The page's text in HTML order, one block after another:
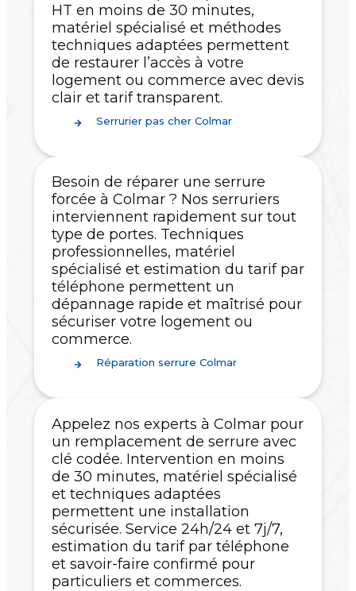
HT en moins de 30 minutes,
matériel spécialisé et méthodes
techniques adaptées permettent
de restaurer l’accès à votre
logement ou commerce avec devis
clair et tarif transparent.
Serrurier pas cher Colmar
Besoin de réparer une serrure
forcée à Colmar ? Nos serruriers
interviennent rapidement sur tout
type de portes. Techniques
professionnelles, matériel
spécialisé et estimation du tarif par
téléphone permettent un
dépannage rapide et maîtrisé pour
sécuriser votre logement ou
commerce.
Réparation serrure Colmar
Appelez nos experts à Colmar pour
un remplacement de serrure avec
clé codée. Intervention en moins
de 30 minutes, matériel spécialisé
et techniques adaptées
permettent une installation
sécurisée. Service 24h/24 et 7j/7,
estimation du tarif par téléphone
et savoir-faire confirmé pour
particuliers et commerces.